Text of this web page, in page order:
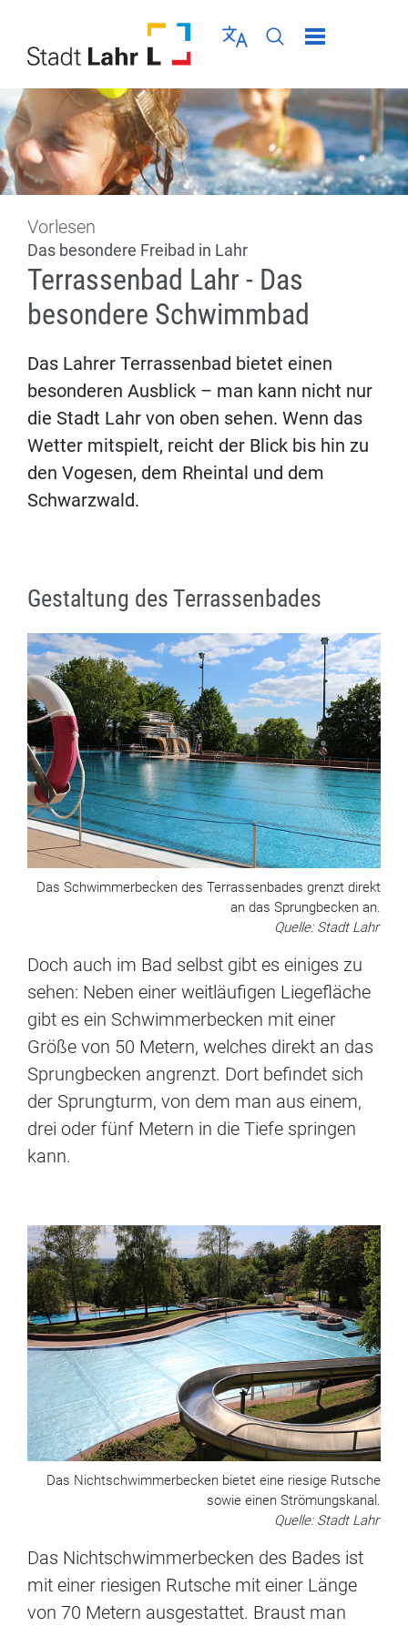
Sprache wählen
Seiten-Suche
Menü schließen
Vorlesen
Das besondere Freibad in Lahr
Terrassenbad Lahr - Das
besondere Schwimmbad
Das Lahrer Terrassenbad bietet einen
besonderen Ausblick – man kann nicht nur
die Stadt Lahr von oben sehen. Wenn das
Wetter mitspielt, reicht der Blick bis hin zu
den Vogesen, dem Rheintal und dem
Schwarzwald.
Gestaltung des Terrassenbades
Das Schwimmerbecken des Terrassenbades grenzt direkt
an das Sprungbecken an.
Quelle: Stadt Lahr
Doch auch im Bad selbst gibt es einiges zu
sehen: Neben einer weitläufigen Liegefläche
gibt es ein Schwimmerbecken mit einer
Größe von 50 Metern, welches direkt an das
Sprungbecken angrenzt. Dort befindet sich
der Sprungturm, von dem man aus einem,
drei oder fünf Metern in die Tiefe springen
kann.
Das Nichtschwimmerbecken bietet eine riesige Rutsche
sowie einen Strömungskanal.
Quelle: Stadt Lahr
Das Nichtschwimmerbecken des Bades ist
mit einer riesigen Rutsche mit einer Länge
von 70 Metern ausgestattet. Braust man